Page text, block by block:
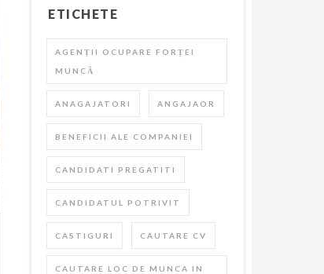
ETICHETE
AGENȚII OCUPARE FORȚEI
MUNCĂ
ANAGAJATORI ANGAJAOR
BENEFICII ALE COMPANIEI
CANDIDATI PREGATITI
CANDIDATUL POTRIVIT
CASTIGURI CAUTARE CV
CAUTARE LOC DE MUNCA IN